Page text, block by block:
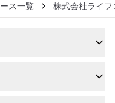
ス一覧 株式会社ライ